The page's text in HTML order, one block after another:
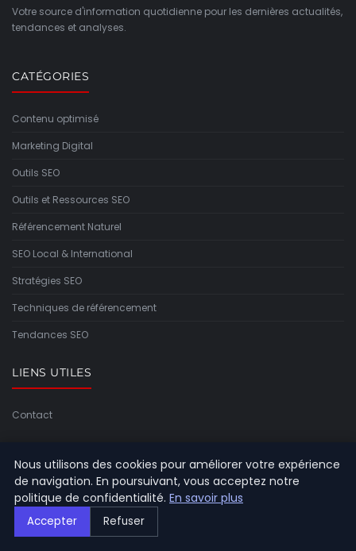
Votre source d'information quotidienne pour les dernières actualités,
tendances et analyses.
CATÉGORIES
Contenu optimisé
Marketing Digital
Outils SEO
Outils et Ressources SEO
Référencement Naturel
SEO Local & International
Stratégies SEO
Techniques de référencement
Tendances SEO
LIENS UTILES
Contact
Plan du site
Nous utilisons des cookies pour améliorer votre expérience
de navigation. En poursuivant, vous acceptez notre
politique de confidentialité. En savoir plus
Accepter Refuser